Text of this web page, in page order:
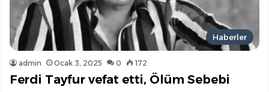
Haberler
admin Ocak 3, 2025 0 172
Ferdi Tayfur vefat etti, Ölüm Sebebi